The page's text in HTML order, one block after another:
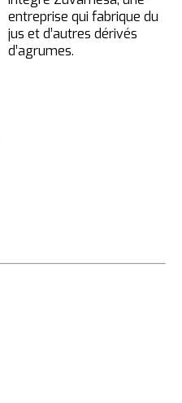
entreprise qui fabrique du
jus et d’autres dérivés
d’agrumes.